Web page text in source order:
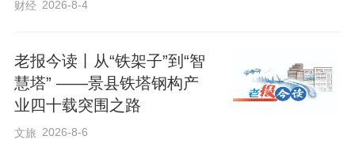
财经 2026-8-4
老报今读丨从“铁架子”到“智
慧塔” ——景县铁塔钢构产
业四十载突围之路
文旅 2026-8-6